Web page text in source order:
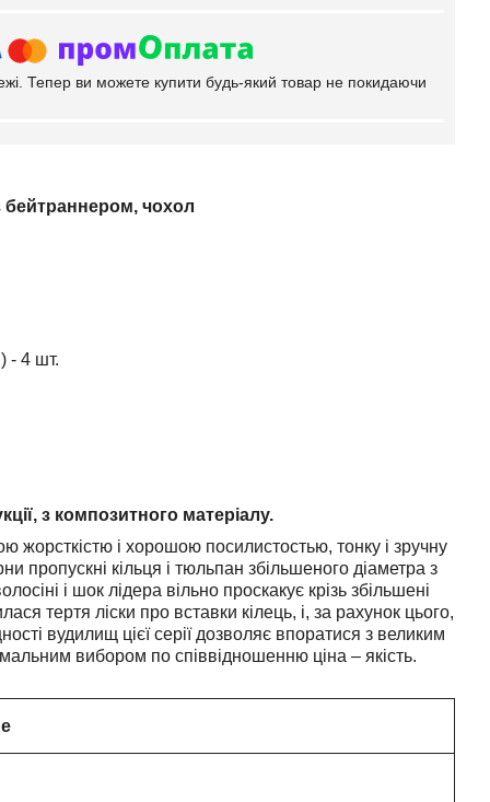
Тепер ви можете купити будь-який товар не покидаючи
бейтраннером, чохол
- 4 шт.
з композитного матеріалу.
і хорошою посилистостью, тонку і зручну
пропускні кільця і тюльпан збільшеного діаметра з
і шок лідера вільно проскакує крізь збільшені
тертя ліски про вставки кілець, і, за рахунок цього,
вудилищ цієї серії дозволяє впоратися з великим
вибором по співвідношенню ціна – якість.